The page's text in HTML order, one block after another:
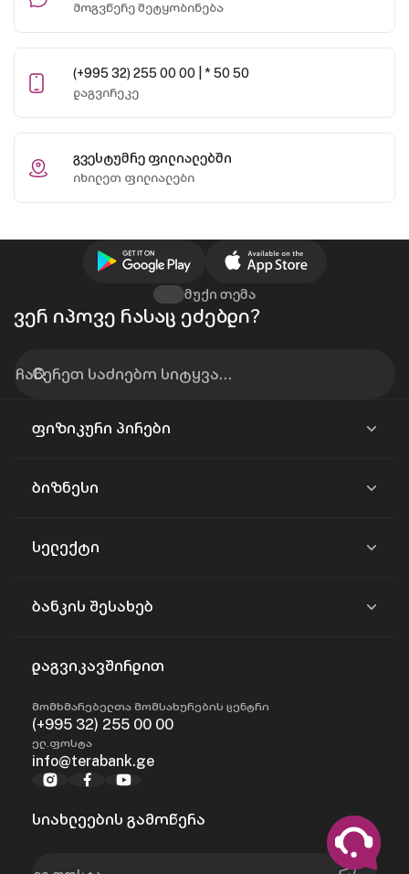
მოგვწერე შეტყობინება
(+995 32) 255 00 00 | * 50 50
დაგვირეკე
გვესტუმრე ფილიალებში
იხილეთ ფილიალები
ვერ იპოვე რასაც ეძებდი?
მუქი თემა
ფიზიკური პირები
ბიზნესი
სელექტი
ბანკის შესახებ
დაგვიკავშირდით
მომხმარებელთა მომსახურების ცენტრი
(+995 32) 255 00 00
ელ.ფოსტა
info@terabank.ge
სიახლეების გამოწერა